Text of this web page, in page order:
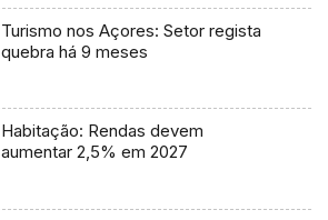
Turismo nos Açores: Setor regista
quebra há 9 meses
Habitação: Rendas devem
aumentar 2,5% em 2027